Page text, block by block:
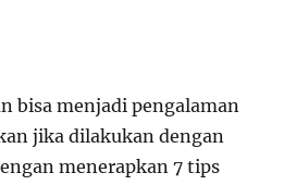
bisa menjadi pengalaman
jika dilakukan dengan
menerapkan 7 tips